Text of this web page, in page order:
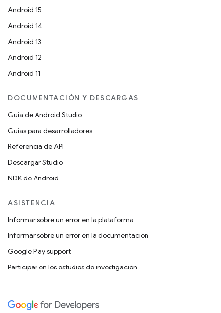
Android 15
Android 14
Android 13
Android 12
Android 11
DOCUMENTACIÓN Y DESCARGAS
Guía de Android Studio
Guías para desarrolladores
Referencia de API
Descargar Studio
NDK de Android
ASISTENCIA
Informar sobre un error en la plataforma
Informar sobre un error en la documentación
Google Play support
Participar en los estudios de investigación